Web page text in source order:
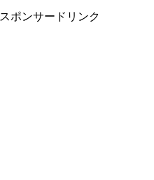
スポンサードリンク